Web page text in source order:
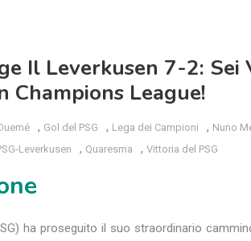
Il Leverkusen 7-2: Sei
Champions League!
, Gol del PSG , Lega dei Campioni , Nuno
Leverkusen , Quaresma , Vittoria del PSG
ha proseguito il suo straordinario